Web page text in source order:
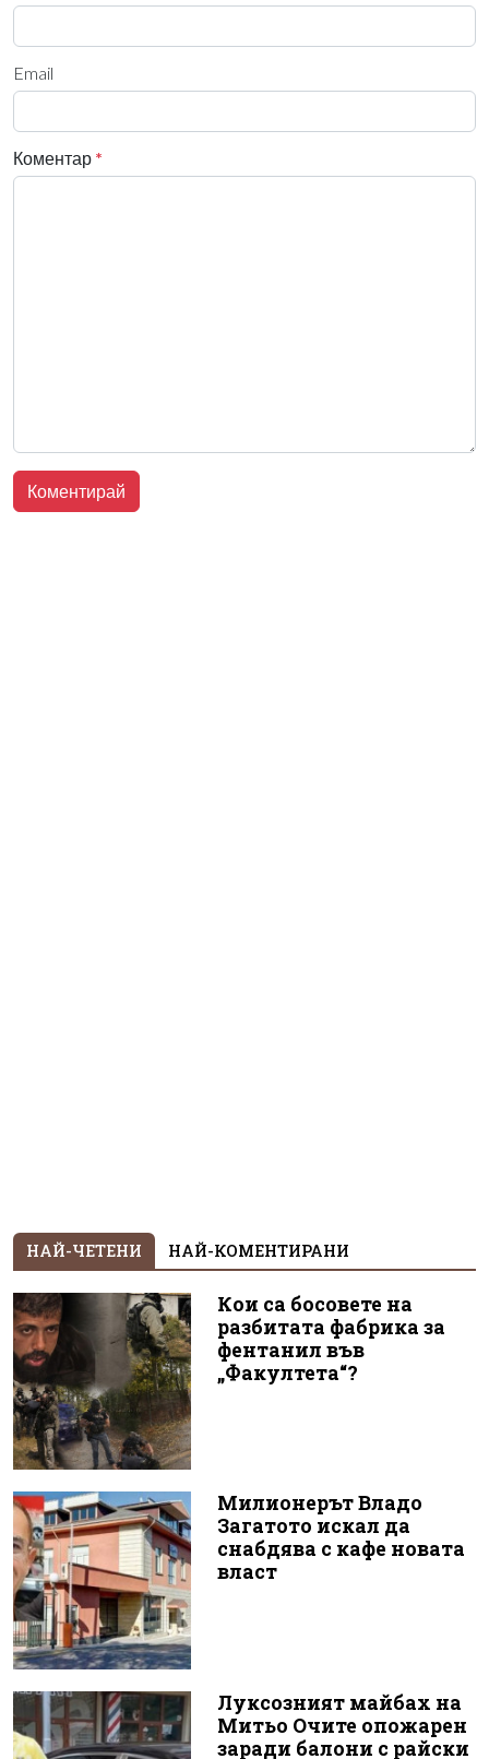
Email
Коментар *
НАЙ-ЧЕТЕНИ НАЙ-КОМЕНТИРАНИ
Кои са босовете на
разбитата фабрика за
фентанил във
„Факултета“?
Милионерът Владо
Загатото искал да
снабдява с кафе новата
власт
Луксозният майбах на
Митьо Очите опожарен
заради балони с райски